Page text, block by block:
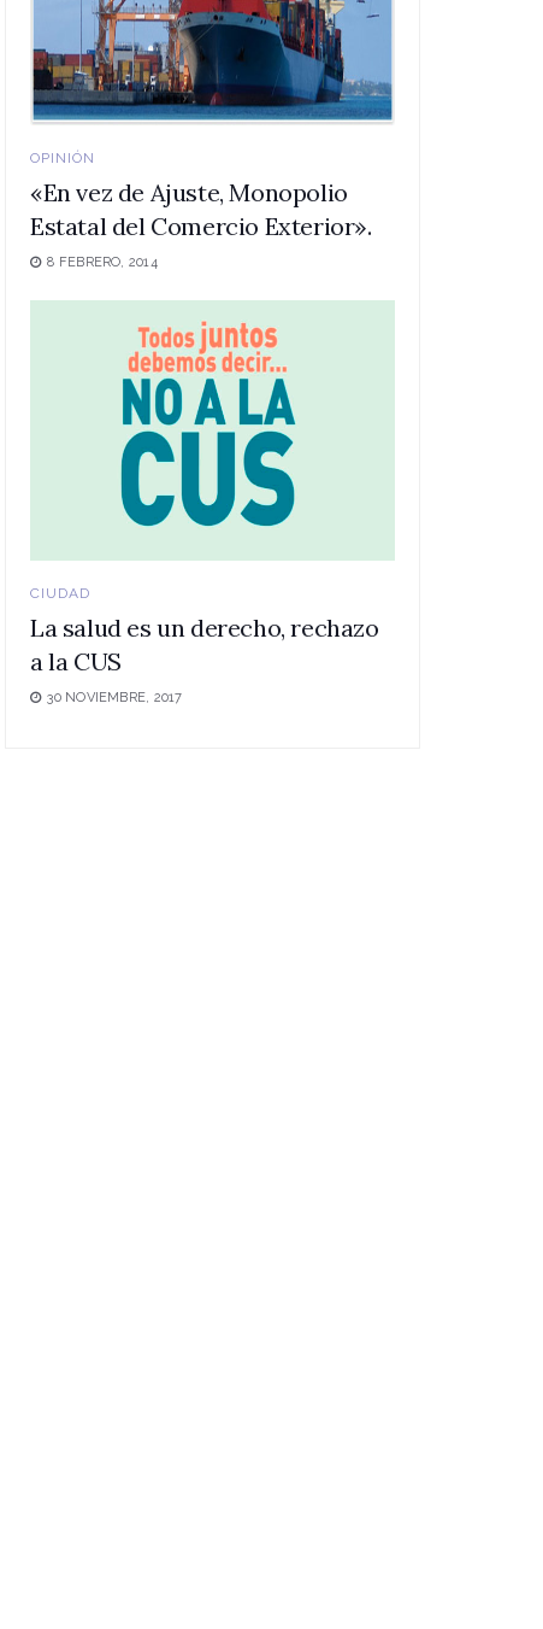
OPINIÓN
«En vez de Ajuste, Monopolio
Estatal del Comercio Exterior».
8 FEBRERO, 2014
CIUDAD
La salud es un derecho, rechazo
a la CUS
30 NOVIEMBRE, 2017